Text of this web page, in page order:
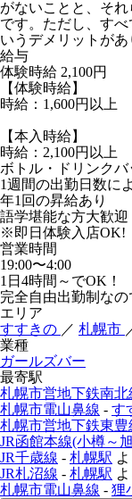
がないことと、そ
です。ただし、す
いうデメリットがあ
給与
体験時給 2,100円
【体験時給】
時給：1,600円以上
【本入時給】
時給：2,100円以上
ボトル・ドリンクバ
1週間の出勤日数に
年1回の昇給あり
語学堪能な方大歓迎
※即日体験入店OK!
営業時間
19:00〜4:00
1日4時間～でOK！
完全自由出勤制な
エリア
すすきの ／ 札幌市
業種
ガールズバー
最寄駅
札幌市営地下鉄南北
札幌市電山鼻線 - す
札幌市営地下鉄東豊
JR函館本線(小樽～
JR千歳線 - 札幌駅
JR札沼線 - 札幌駅
札幌市電山鼻線 - 狸